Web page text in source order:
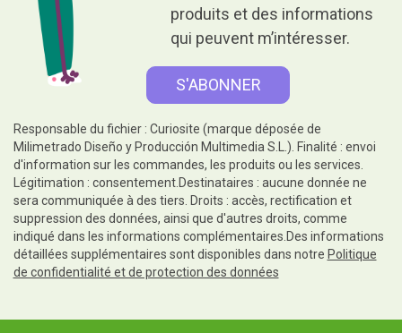
produits et des informations
qui peuvent m’intéresser.
Responsable du fichier : Curiosite (marque déposée de
Milimetrado Diseño y Producción Multimedia S.L.). Finalité : envoi
d'information sur les commandes, les produits ou les services.
Légitimation : consentement.Destinataires : aucune donnée ne
sera communiquée à des tiers. Droits : accès, rectification et
suppression des données, ainsi que d'autres droits, comme
indiqué dans les informations complémentaires.Des informations
détaillées supplémentaires sont disponibles dans notre Politique
de confidentialité et de protection des données